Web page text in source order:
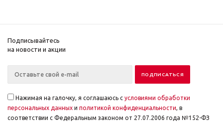
Подписывайтесь
на новости и акции
Нажимая на галочку, я соглашаюсь с условиями обработки
персональных данных и политикой конфиденциальности, в
соответствии с Федеральным законом от 27.07.2006 года №152-ФЗ